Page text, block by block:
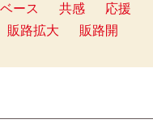
ース 共感
応援
販路拡大
販路開